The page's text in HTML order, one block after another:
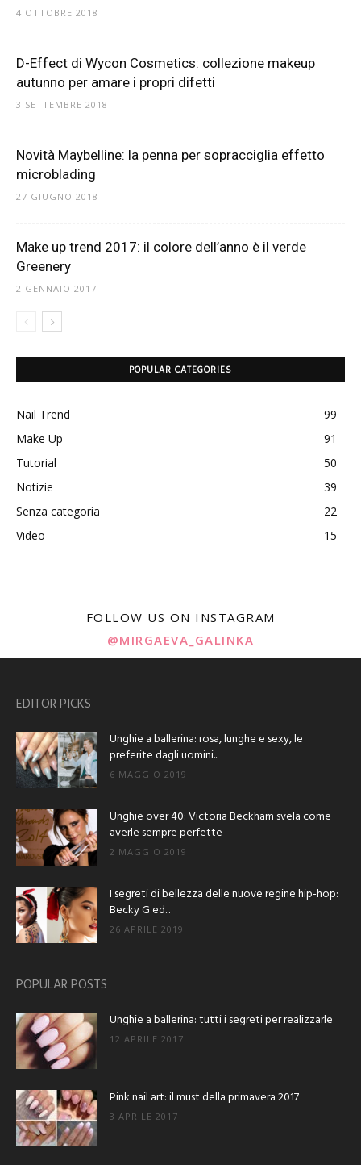
4 OTTOBRE 2018
D-Effect di Wycon Cosmetics: collezione makeup
autunno per amare i propri difetti
3 SETTEMBRE 2018
Novità Maybelline: la penna per sopracciglia effetto
microblading
27 GIUGNO 2018
Make up trend 2017: il colore dell’anno è il verde
Greenery
2 GENNAIO 2017
POPULAR CATEGORIES
Nail Trend
99
Make Up
91
Tutorial
50
Notizie
39
Senza categoria
22
Video
15
FOLLOW US ON INSTAGRAM
@MIRGAEVA_GALINKA
EDITOR PICKS
Unghie a ballerina: rosa, lunghe e sexy, le
preferite dagli uomini...
6 MAGGIO 2019
Unghie over 40: Victoria Beckham svela come
averle sempre perfette
2 MAGGIO 2019
I segreti di bellezza delle nuove regine hip-hop:
Becky G ed...
26 APRILE 2019
POPULAR POSTS
Unghie a ballerina: tutti i segreti per realizzarle
12 APRILE 2017
Pink nail art: il must della primavera 2017
3 APRILE 2017